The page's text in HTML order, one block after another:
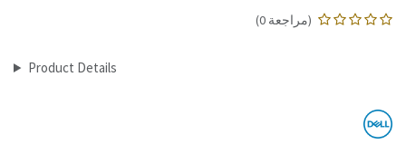
(مراجعة 0)
Product Details